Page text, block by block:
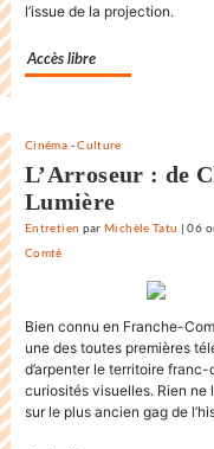
l’issue de la projection.
Accès libre
Cinéma -Culture
L’Arroseur : de
Lumière
Entretien parMichèle Tatu |06
Comté
Bien connu en Franche-
une des toutes premières
d’arpenter le territoire
curiosités visuelles. Rien
sur le plus ancien gag de